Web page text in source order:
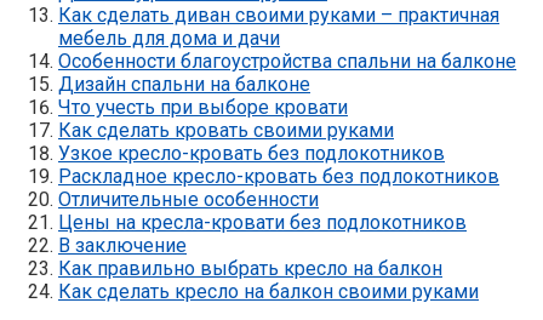
Как сделать диван своими руками – практичная
мебель для дома и дачи
Особенности благоустройства спальни на балконе
Дизайн спальни на балконе
Что учесть при выборе кровати
Как сделать кровать своими руками
Узкое кресло-кровать без подлокотников
Раскладное кресло-кровать без подлокотников
Отличительные особенности
Цены на кресла-кровати без подлокотников
В заключение
Как правильно выбрать кресло на балкон
Как сделать кресло на балкон своими руками